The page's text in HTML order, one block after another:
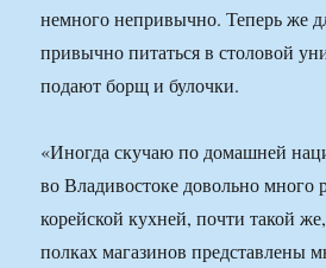
немного непривычно. Теперь же
привычно питаться в столовой
подают борщ и булочки.
«Иногда скучаю по домашней
во Владивостоке довольно много
корейской кухней, почти такой
полках магазинов представлены